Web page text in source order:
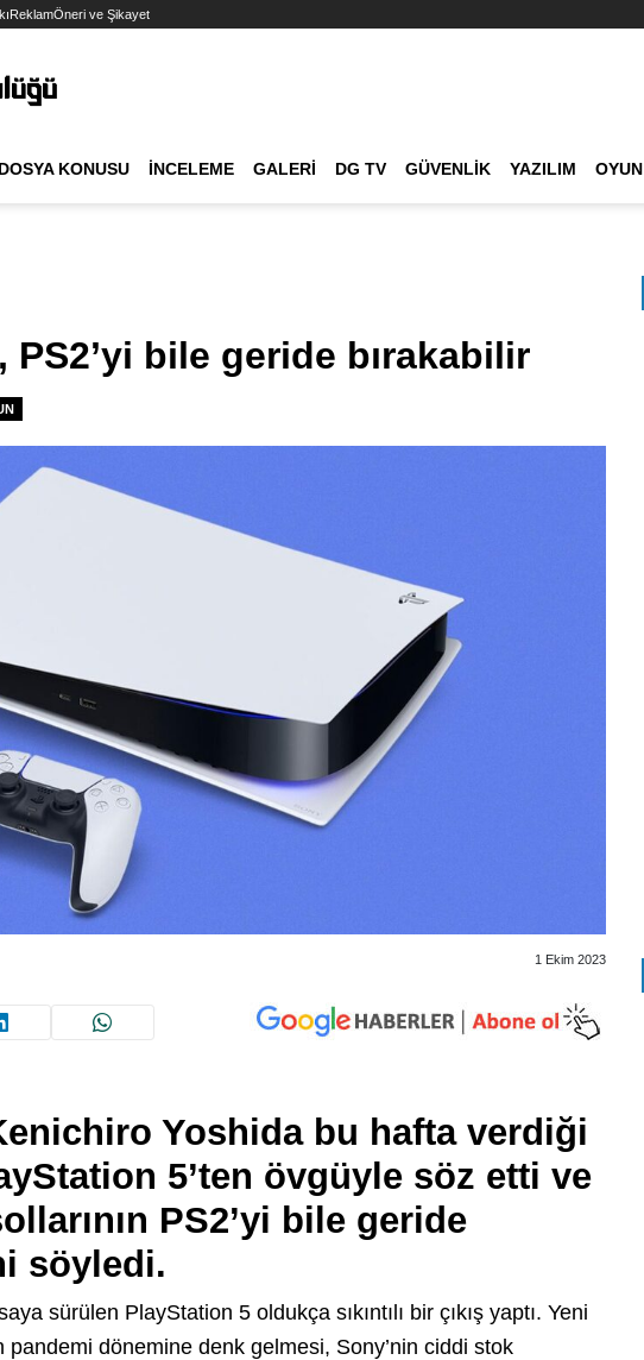
ReklamÖneri ve Şikayet
DOSYA KONUSU İNCELEME GALERI DG TV GÜVENLIK YAZILIM OYUN
PS2’yi bile geride bırakabilir
1 Ekim 2023
Yoshida bu hafta verdiği
5’ten övgüyle söz etti ve
PS2’yi bile geride
söyledi.
sürülen PlayStation 5 oldukça sıkıntılı bir çıkış yaptı. Yeni
pandemi dönemine denk gelmesi, Sony’nin ciddi stok